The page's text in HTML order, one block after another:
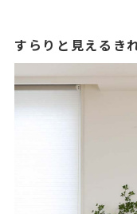
すらりと見えるき